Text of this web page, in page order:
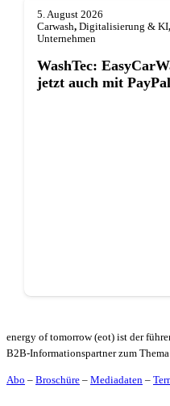
5. August 2026
Carwash, Digitalisierung & KI,
Unternehmen
WashTec:
jetzt auch mit PayPal
energy of tomorrow (eot) ist der
B2B-Informationspartner zum
Abo – Broschüre – Mediadaten –